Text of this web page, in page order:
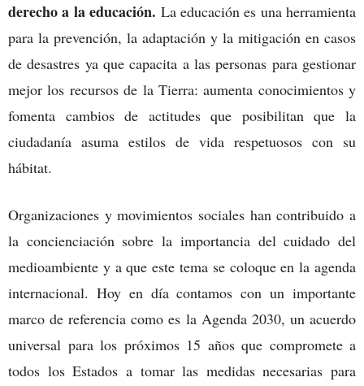
derecho a la educación. La educación es una herramienta
para la prevención, la adaptación y la mitigación en casos
de desastres ya que capacita a las personas para gestionar
mejor los recursos de la Tierra: aumenta conocimientos y
fomenta cambios de actitudes que posibilitan que la
ciudadanía asuma estilos de vida respetuosos con su
hábitat.
Organizaciones y movimientos sociales han contribuido a
la concienciación sobre la importancia del cuidado del
medioambiente y a que este tema se coloque en la agenda
internacional. Hoy en día contamos con un importante
marco de referencia como es la Agenda 2030, un acuerdo
universal para los próximos 15 años que compromete a
todos los Estados a tomar las medidas necesarias para